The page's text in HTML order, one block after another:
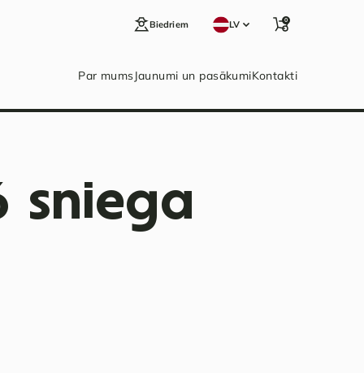
Biedriem LV 0
Par mumsJaunumi un pasākumiKontakti
sniega